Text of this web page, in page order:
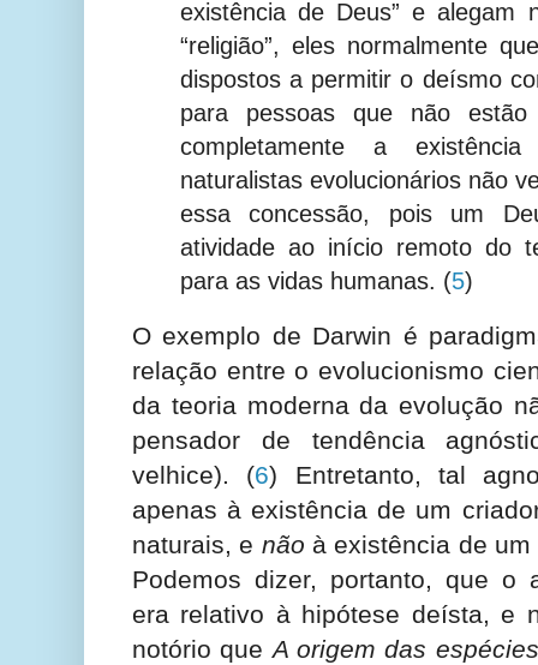
existência de Deus” e alegam
“religião”, eles normalmente
dispostos a permitir o deísmo
para pessoas que não
completamente a
naturalistas evolucionários não
essa concessão, pois um
atividade ao início remoto do
para as vidas humanas. (5)
O exemplo de Darwin é
relação entre o evolucionismo
da teoria moderna da evolução
pensador de tendência
velhice). (6) Entretanto, tal
apenas à existência de um
naturais, e não à existência de
Podemos dizer, portanto, que o
era relativo à hipótese deísta, e
notório queA origem das espécies